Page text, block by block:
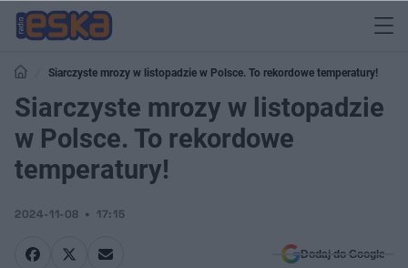
Siarczyste mrozy w listopadzie w Polsce. To rekordowe temperatury!
Siarczyste mrozy w listopadzie
w Polsce. To rekordowe
temperatury!
2024-11-08 17:15
Dodaj do Google